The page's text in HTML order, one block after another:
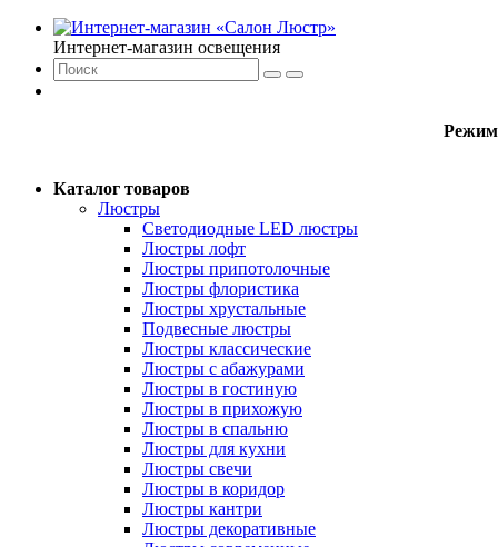
Интернет-магазин освещения
Каталог товаров
Люстры
Светодиодные LED люстры
Люстры лофт
Люстры припотолочные
Люстры флористика
Люстры хрустальные
Подвесные люстры
Люстры классические
Люстры с абажурами
Люстры в гостиную
Люстры в прихожую
Люстры в спальню
Люстры для кухни
Люстры свечи
Люстры в коридор
Люстры кантри
Люстры декоративные